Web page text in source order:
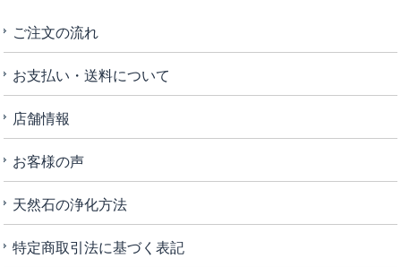
ご注文の流れ
お支払い・送料について
店舗情報
お客様の声
天然石の浄化方法
特定商取引法に基づく表記